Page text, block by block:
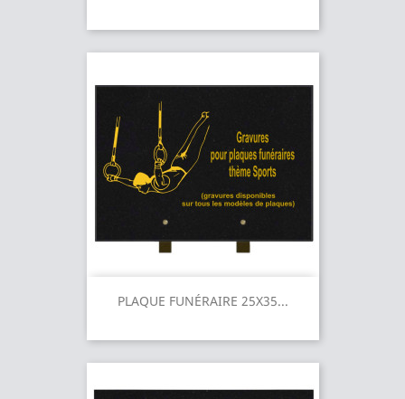
PLAQUE FUNÉRAIRE 25X35...